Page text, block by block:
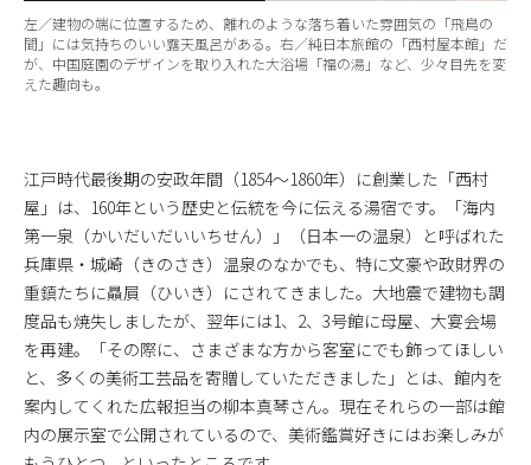
左／建物の端に位置するため、離れのような落ち着いた雰囲気の「飛鳥の
間」には気持ちのいい露天風呂がある。右／純日本旅館の「西村屋本館」だ
が、中国庭園のデザインを取り入れた大浴場「福の湯」など、少々目先を変
えた趣向も。
江戸時代最後期の安政年間（1854～1860年）に創業した「西村
屋」は、160年という歴史と伝統を今に伝える湯宿です。「海内
第一泉（かいだいだいいちせん）」（日本一の温泉）と呼ばれた
兵庫県・城崎（きのさき）温泉のなかでも、特に文豪や政財界の
重鎮たちに贔屓（ひいき）にされてきました。大地震で建物も調
度品も焼失しましたが、翌年には1、2、3号館に母屋、大宴会場
を再建。「その際に、さまざまな方から客室にでも飾ってほしい
と、多くの美術工芸品を寄贈していただきました」とは、館内を
案内してくれた広報担当の柳本真琴さん。現在それらの一部は館
内の展示室で公開されているので、美術鑑賞好きにはお楽しみが